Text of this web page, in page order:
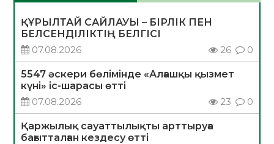
ҚҰРЫЛТАЙ САЙЛАУЫ – БІРЛІК ПЕН
БЕЛСЕНДІЛІКТІҢ БЕЛГІСІ
07.08.2026
26 0
5547 әскери бөлімінде «Алғашқы қызмет
күні» іс-шарасы өтті
07.08.2026
23 0
Қаржылық сауаттылықты арттыруға
бағытталған кездесу өтті